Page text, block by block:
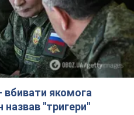
вбивати якомога
назвав "тригери"